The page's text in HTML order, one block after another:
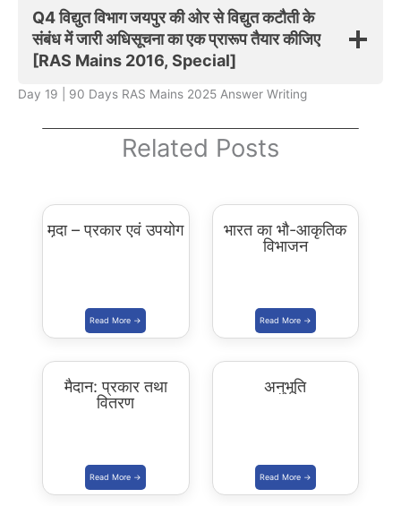
Q4 विद्युत विभाग जयपुर की ओर से विद्युत कटौती के
संबंध में जारी अधिसूचना का एक प्रारूप तैयार कीजिए
[RAS Mains 2016, Special]
Day 19 | 90 Days RAS Mains 2025 Answer Writing
Related Posts
मृदा – प्रकार एवं उपयोग
भारत का भौ-आकृतिक
विभाजन
मैदान: प्रकार तथा
वितरण
अनुभूति